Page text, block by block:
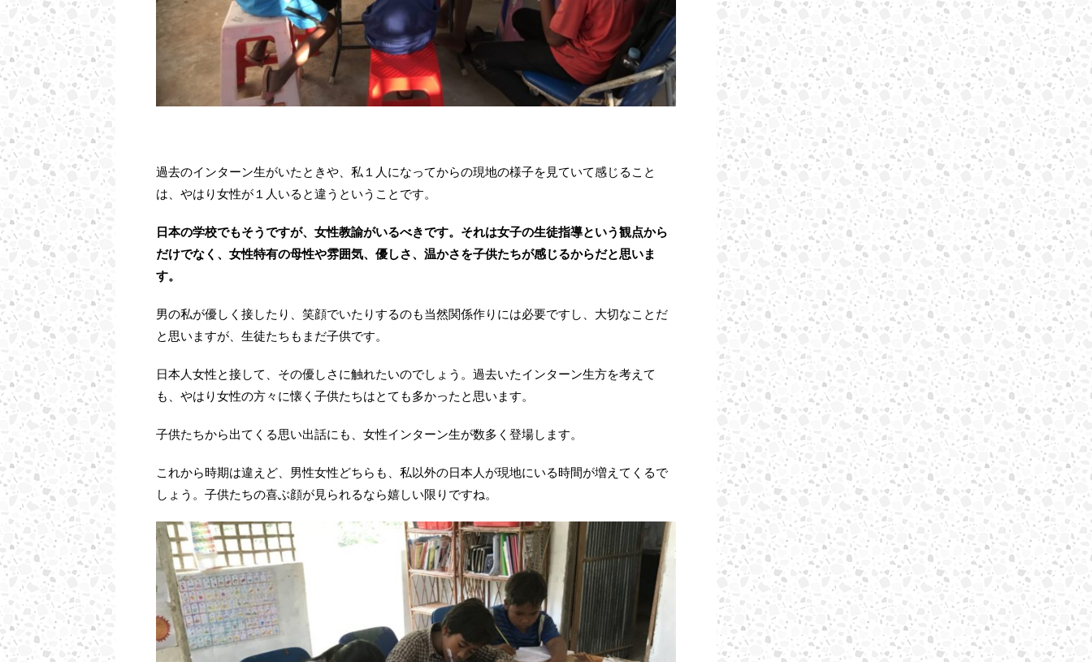
過去のインターン生がいたときや、私１人になってからの現地の様子を見ていて感じること
は、やはり女性が１人いると違うということです。
日本の学校でもそうですが、女性教諭がいるべきです。それは女子の生徒指導という観点から
だけでなく、女性特有の母性や雰囲気、優しさ、温かさを子供たちが感じるからだと思いま
す。
男の私が優しく接したり、笑顔でいたりするのも当然関係作りには必要ですし、大切なことだ
と思いますが、生徒たちもまだ子供です。
日本人女性と接して、その優しさに触れたいのでしょう。過去いたインターン生方を考えて
も、やはり女性の方々に懐く子供たちはとても多かったと思います。
子供たちから出てくる思い出話にも、女性インターン生が数多く登場します。
これから時期は違えど、男性女性どちらも、私以外の日本人が現地にいる時間が増えてくるで
しょう。子供たちの喜ぶ顔が見られるなら嬉しい限りですね。